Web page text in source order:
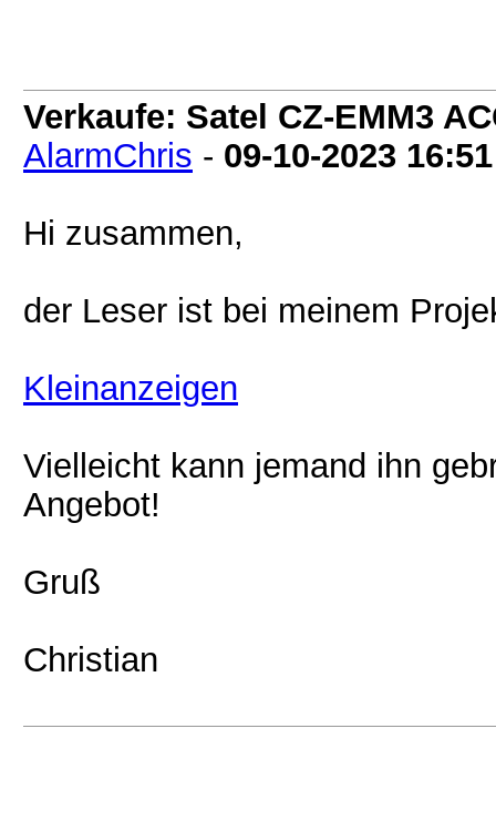
Verkaufe: Satel CZ-EMM3
AlarmChris - 09-10-2023 16:51
Hi zusammen,
der Leser ist bei meinem
Kleinanzeigen
Vielleicht kann jemand ihn
Angebot!
Gruß
Christian